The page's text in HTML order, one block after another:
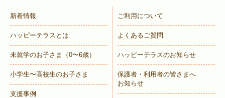
新着情報
ハッピーテラスとは
未就学のお子さま （0〜6歳）
小学生〜高校生のお子さま
支援事例
ご利用について
よくあるご質問
ハッピーテラスのお知らせ
保護者・利用者の皆さまへ
お知らせ